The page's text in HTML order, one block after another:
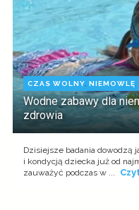
CZAS WOLNY NIEMOWLĘ
Wodne zabawy dla
zdrowia
Dzisiejsze badania dowodzą
i kondycją dziecka już od
zauważyć podczas w ...